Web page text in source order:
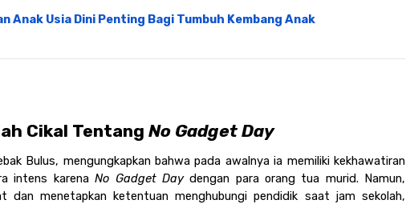
Anak Usia Dini Penting Bagi Tumbuh Kembang Anak
Cikal Tentang No Gadget Day
Bulus, mengungkapkan bahwa pada awalnya ia memiliki kekhawatiran
intens karena No Gadget Day dengan para orang tua murid. Namun,
dan menetapkan ketentuan menghubungi pendidik saat jam sekolah,